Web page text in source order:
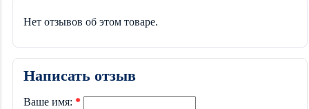
Нет отзывов об этом товаре.
Написать отзыв
Ваше имя: